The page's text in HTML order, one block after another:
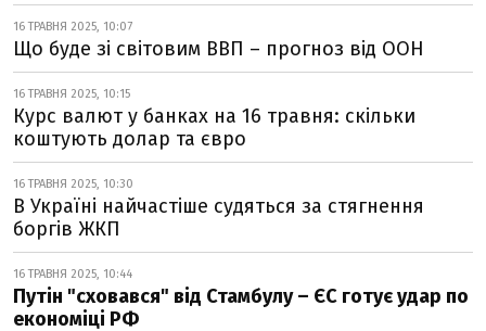
16 ТРАВНЯ 2025, 10:07
Що буде зі світовим ВВП – прогноз від ООН
16 ТРАВНЯ 2025, 10:15
Курс валют у банках на 16 травня: скільки
коштують долар та євро
16 ТРАВНЯ 2025, 10:30
В Україні найчастіше судяться за стягнення
боргів ЖКП
16 ТРАВНЯ 2025, 10:44
Путін "сховався" від Стамбулу – ЄС готує удар по
економіці РФ